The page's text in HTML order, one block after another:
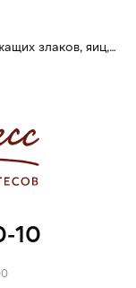
злаков, яиц,
10